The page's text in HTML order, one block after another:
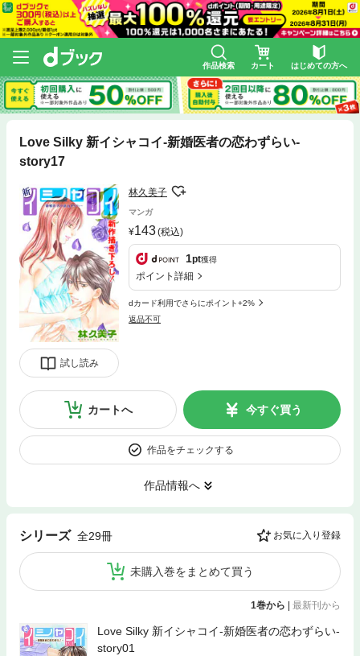
作品検索 カート はじめての方へ
Love Silky 新イシャコイ-新婚医者の恋わずらい-
story17
試し読み
林久美子
マンガ
143(税込)
1pt獲得
ポイント詳細
dカード利用でさらにポイント+2%
返品不可
カートへ 今すぐ買う
作品をチェックする
作品情報へ
シリーズ 全29冊 お気に入り登録
未購入巻をまとめて買う
1巻から 最新刊から
Love Silky 新イシャコイ-新婚医者の恋わずらい-
story01